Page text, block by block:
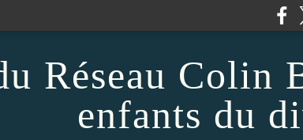
Réseau Colin
enfants du